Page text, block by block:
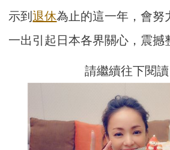
示到退休為止的這一年，會努
一出引起日本各界關心，震撼
請繼續往下閱